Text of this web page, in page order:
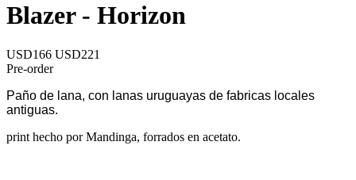
Blazer - Horizon
USD166 USD221
Pre-order
Paño de lana, con lanas uruguayas de fabricas locales
antiguas.
print hecho por Mandinga, forrados en acetato.